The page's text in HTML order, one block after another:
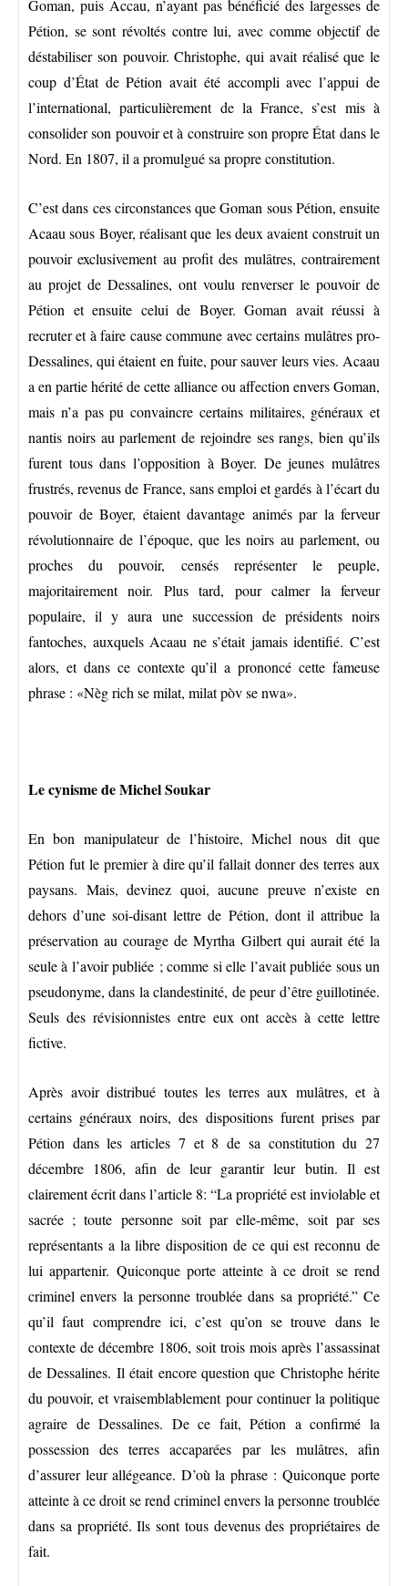
Goman, puis Accau, n’ayant pas bénéficié des largesses de
Pétion, se sont révoltés contre lui, avec comme objectif de
déstabiliser son pouvoir. Christophe, qui avait réalisé que le
coup d’État de Pétion avait été accompli avec l’appui de
l’international, particulièrement de la France, s’est mis à
consolider son pouvoir et à construire son propre État dans le
Nord. En 1807, il a promulgué sa propre constitution.
C’est dans ces circonstances que Goman sous Pétion, ensuite
Acaau sous Boyer, réalisant que les deux avaient construit un
pouvoir exclusivement au profit des mulâtres, contrairement
au projet de Dessalines, ont voulu renverser le pouvoir de
Pétion et ensuite celui de Boyer. Goman avait réussi à
recruter et à faire cause commune avec certains mulâtres pro-
Dessalines, qui étaient en fuite, pour sauver leurs vies. Acaau
a en partie hérité de cette alliance ou affection envers Goman,
mais n’a pas pu convaincre certains militaires, généraux et
nantis noirs au parlement de rejoindre ses rangs, bien qu’ils
furent tous dans l’opposition à Boyer. De jeunes mulâtres
frustrés, revenus de France, sans emploi et gardés à l’écart du
pouvoir de Boyer, étaient davantage animés par la ferveur
révolutionnaire de l’époque, que les noirs au parlement, ou
proches du pouvoir, censés représenter le peuple,
majoritairement noir. Plus tard, pour calmer la ferveur
populaire, il y aura une succession de présidents noirs
fantoches, auxquels Acaau ne s’était jamais identifié. C’est
alors, et dans ce contexte qu’il a prononcé cette fameuse
phrase : «Nèg rich se milat, milat pòv se nwa».
Le cynisme de Michel Soukar
En bon manipulateur de l’histoire, Michel nous dit que
Pétion fut le premier à dire qu’il fallait donner des terres aux
paysans. Mais, devinez quoi, aucune preuve n’existe en
dehors d’une soi-disant lettre de Pétion, dont il attribue la
préservation au courage de Myrtha Gilbert qui aurait été la
seule à l’avoir publiée ; comme si elle l’avait publiée sous un
pseudonyme, dans la clandestinité, de peur d’être guillotinée.
Seuls des révisionnistes entre eux ont accès à cette lettre
fictive.
Après avoir distribué toutes les terres aux mulâtres, et à
certains généraux noirs, des dispositions furent prises par
Pétion dans les articles 7 et 8 de sa constitution du 27
décembre 1806, afin de leur garantir leur butin. Il est
clairement écrit dans l’article 8: “La propriété est inviolable et
sacrée ; toute personne soit par elle-même, soit par ses
représentants a la libre disposition de ce qui est reconnu de
lui appartenir. Quiconque porte atteinte à ce droit se rend
criminel envers la personne troublée dans sa propriété.” Ce
qu’il faut comprendre ici, c’est qu’on se trouve dans le
contexte de décembre 1806, soit trois mois après l’assassinat
de Dessalines. Il était encore question que Christophe hérite
du pouvoir, et vraisemblablement pour continuer la politique
agraire de Dessalines. De ce fait, Pétion a confirmé la
possession des terres accaparées par les mulâtres, afin
d’assurer leur allégeance. D’où la phrase : Quiconque porte
atteinte à ce droit se rend criminel envers la personne troublée
dans sa propriété. Ils sont tous devenus des propriétaires de
fait.